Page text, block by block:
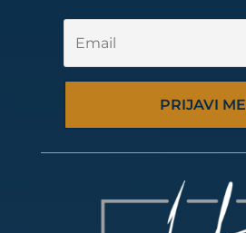
PRIJAVI ME